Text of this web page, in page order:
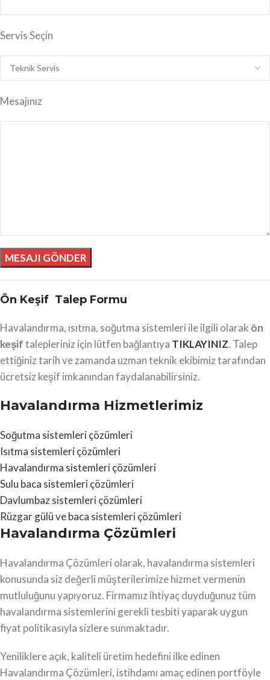
Servis Seçin
Mesajınız
Ön Keşif Talep Formu
Havalandırma, ısıtma, soğutma sistemleri ile ilgili olarak ön
keşiftalepleriniz için lütfen bağlantıya TIKLAYINIZ. Talep
ettiğiniz tarih ve zamanda uzman teknik ekibimiz tarafından
ücretsiz keşif imkanından faydalanabilirsiniz.
Havalandırma Hizmetlerimiz
Soğutma sistemleri çözümleri
Isıtma sistemleri çözümleri
Havalandırma sistemleri çözümleri
Sulu baca sistemleri çözümleri
Davlumbaz sistemleri çözümleri
Rüzgar gülü ve baca sistemleri çözümleri
Havalandırma Çözümleri
Havalandırma Çözümleri olarak, havalandırma sistemleri
konusunda siz değerli müşterilerimize hizmet vermenin
mutluluğunu yapıyoruz. Firmamız ihtiyaç duyduğunuz tüm
havalandırma sistemlerini gerekli tesbiti yaparak uygun
fiyat politikasıyla sizlere sunmaktadır.
Yeniliklere açık, kaliteli üretim hedefini ilke edinen
Havalandırma Çözümleri, istihdamı amaç edinen portföyle